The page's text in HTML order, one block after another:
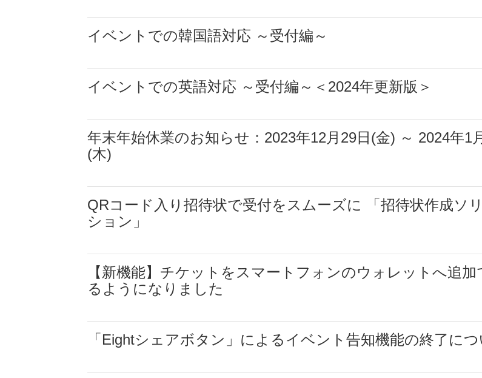
イベントでの韓国語対応 ～受付編～
イベントでの英語対応 ～受付編～＜2024年更新版＞
年末年始休業のお知らせ：2023年12月29日(金) ～ 2024年1
(木)
QRコード入り招待状で受付をスムーズに 「招待状作成ソ
ション」
【新機能】チケットをスマートフォンのウォレットへ追加
るようになりました
「Eightシェアボタン」によるイベント告知機能の終了につ